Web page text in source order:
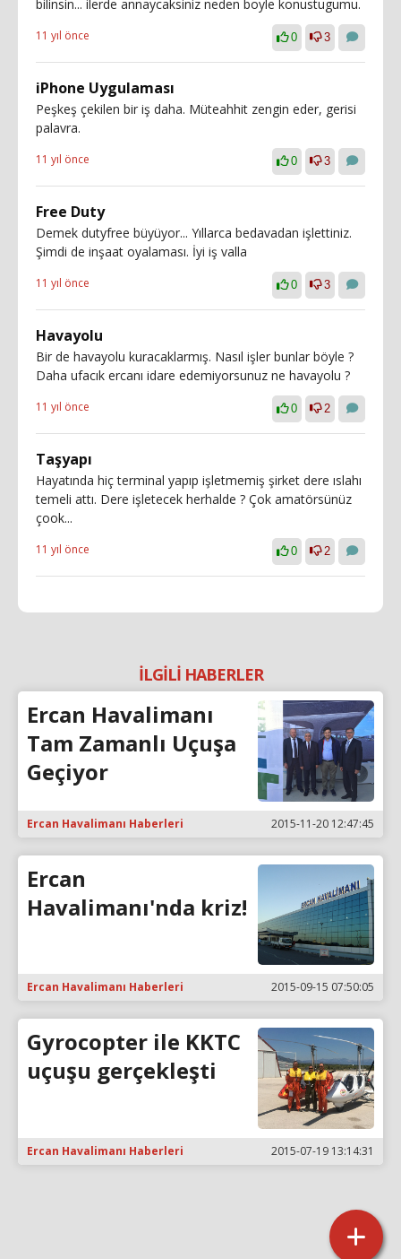
bilinsin... ilerde annaycaksiniz neden boyle konustugumu.
11 yıl önce 0 3
iPhone Uygulaması
Peşkeş çekilen bir iş daha. Müteahhit zengin eder, gerisi
palavra.
11 yıl önce 0 3
Free Duty
Demek dutyfree büyüyor... Yıllarca bedavadan işlettiniz.
Şimdi de inşaat oyalaması. İyi iş valla
11 yıl önce 0 3
Havayolu
Bir de havayolu kuracaklarmış. Nasıl işler bunlar böyle ?
Daha ufacık ercanı idare edemiyorsunuz ne havayolu ?
11 yıl önce 0 2
Taşyapı
Hayatında hiç terminal yapıp işletmemiş şirket dere ıslahı
temeli attı. Dere işletecek herhalde ? Çok amatörsünüz
çook...
11 yıl önce 0 2
İLGİLİ HABERLER
Ercan Havalimanı
Tam Zamanlı Uçuşa
Geçiyor
Ercan Havalimanı Haberleri 2015-11-20 12:47:45
Ercan
Havalimanı'nda kriz!
Ercan Havalimanı Haberleri 2015-09-15 07:50:05
Gyrocopter ile KKTC
uçuşu gerçekleşti
Ercan Havalimanı Haberleri 2015-07-19 13:14:31